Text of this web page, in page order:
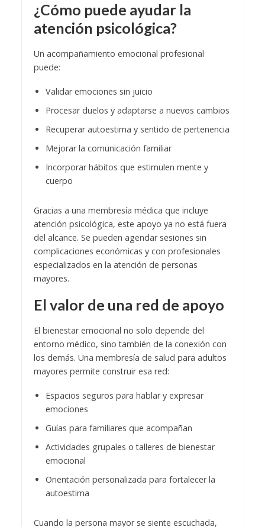
¿Cómo puede ayudar la
atención psicológica?
Un acompañamiento emocional profesional
puede:
Validar emociones sin juicio
Procesar duelos y adaptarse a nuevos cambios
Recuperar autoestima y sentido de pertenencia
Mejorar la comunicación familiar
Incorporar hábitos que estimulen mente y
cuerpo
Gracias a una membresía médica que incluye
atención psicológica, este apoyo ya no está fuera
del alcance. Se pueden agendar sesiones sin
complicaciones económicas y con profesionales
especializados en la atención de personas
mayores.
El valor de una red de apoyo
El bienestar emocional no solo depende del
entorno médico, sino también de la conexión con
los demás. Una membresía de salud para adultos
mayores permite construir esa red:
Espacios seguros para hablar y expresar
emociones
Guías para familiares que acompañan
Actividades grupales o talleres de bienestar
emocional
Orientación personalizada para fortalecer la
autoestima
Cuando la persona mayor se siente escuchada,